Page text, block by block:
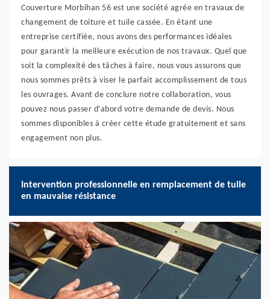
Couverture Morbihan 56 est une société agrée en travaux de
changement de toiture et tuile cassée. En étant une
entreprise certifiée, nous avons des performances idéales
pour garantir la meilleure exécution de nos travaux. Quel que
soit la complexité des tâches à faire, nous vous assurons que
nous sommes prêts à viser le parfait accomplissement de tous
les ouvrages. Avant de conclure notre collaboration, vous
pouvez nous passer d’abord votre demande de devis. Nous
sommes disponibles à créer cette étude gratuitement et sans
engagement non plus.
Intervention professionnelle en remplacement de tuile
en mauvaise résistance